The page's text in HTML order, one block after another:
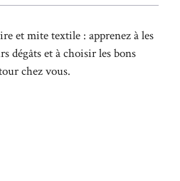
et mite textile : apprenez à les
dégâts et à choisir les bons
chez vous.